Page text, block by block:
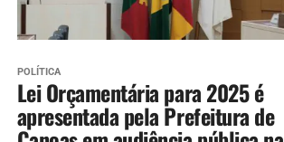
POLÍTICA
Lei Orçamentária para 2025 é
apresentada pela Prefeitura de